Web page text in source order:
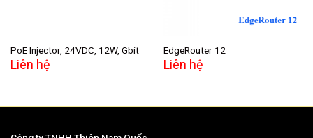
PoE Injector, 24VDC, 12W, Gbit
Liên hệ
EdgeRouter 12
Liên hệ